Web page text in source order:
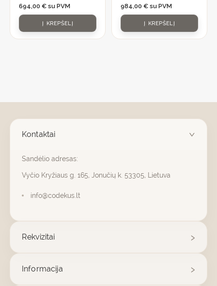
694,00 € su PVM
Į KREPŠELĮ
984,00 € su PVM
Į KREPŠELĮ
Kontaktai
Sandėlio adresas:
Vyčio Kryžiaus g. 165, Jonučių k. 53305, Lietuva
info@codekus.lt
Rekvizitai
Informacija